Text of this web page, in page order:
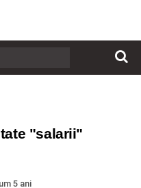
"salarii"
5 ani